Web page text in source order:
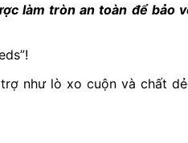
làm tròn an toàn để bảo
như lò xo cuộn và chất